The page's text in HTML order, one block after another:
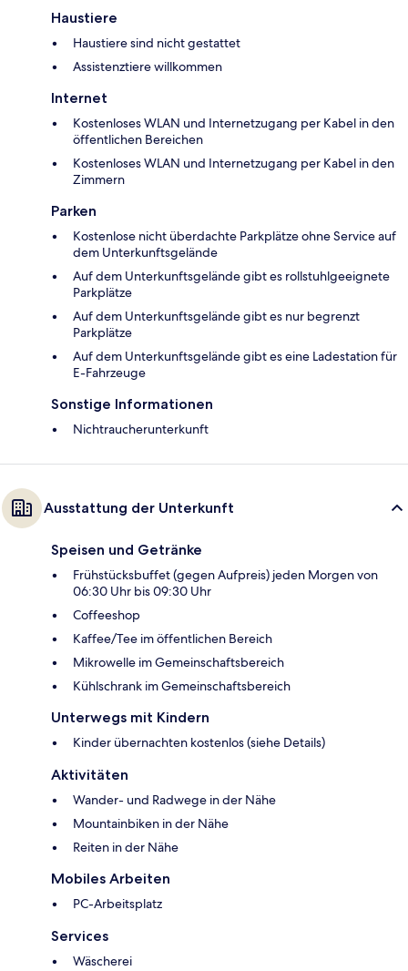
Haustiere
Haustiere sind nicht gestattet
Assistenztiere willkommen
Internet
Kostenloses WLAN und Internetzugang per Kabel in den
öffentlichen Bereichen
Kostenloses WLAN und Internetzugang per Kabel in den
Zimmern
Parken
Kostenlose nicht überdachte Parkplätze ohne Service auf
dem Unterkunftsgelände
Auf dem Unterkunftsgelände gibt es rollstuhlgeeignete
Parkplätze
Auf dem Unterkunftsgelände gibt es nur begrenzt
Parkplätze
Auf dem Unterkunftsgelände gibt es eine Ladestation für
E-Fahrzeuge
Sonstige Informationen
Nichtraucherunterkunft
Ausstattung der Unterkunft
Speisen und Getränke
Frühstücksbuffet (gegen Aufpreis) jeden Morgen von
06:30 Uhr bis 09:30 Uhr
Coffeeshop
Kaffee/Tee im öffentlichen Bereich
Mikrowelle im Gemeinschaftsbereich
Kühlschrank im Gemeinschaftsbereich
Unterwegs mit Kindern
Kinder übernachten kostenlos (siehe Details)
Aktivitäten
Wander- und Radwege in der Nähe
Mountainbiken in der Nähe
Reiten in der Nähe
Mobiles Arbeiten
PC-Arbeitsplatz
Services
Wäscherei